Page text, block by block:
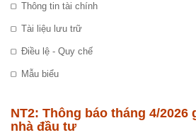
Thông tin tài chính
Tài liệu lưu trữ
Điều lệ - Quy chế
Mẫu biểu
NT2: Thông báo tháng 4/2026
nhà đầu tư